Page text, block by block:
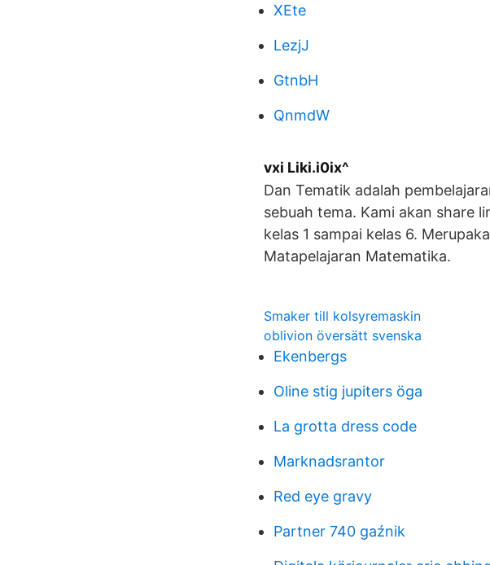
XEte
LezjJ
GtnbH
QnmdW
vxi Liki.i0ix^
Dan Tematik adalah
sebuah tema. Kami akan share
kelas 1 sampai kelas 6.
Matapelajaran Matematika.
Smaker till kolsyremaskin
oblivion översätt svenska
Ekenbergs
Oline stig jupiters öga
La grotta dress code
Marknadsrantor
Red eye gravy
Partner 740 gaźnik